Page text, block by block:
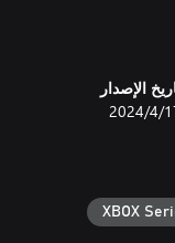
إضافية سيتلقونها
الرابع. بعد
الحذر من
الإصدار
17‏/
XBOX